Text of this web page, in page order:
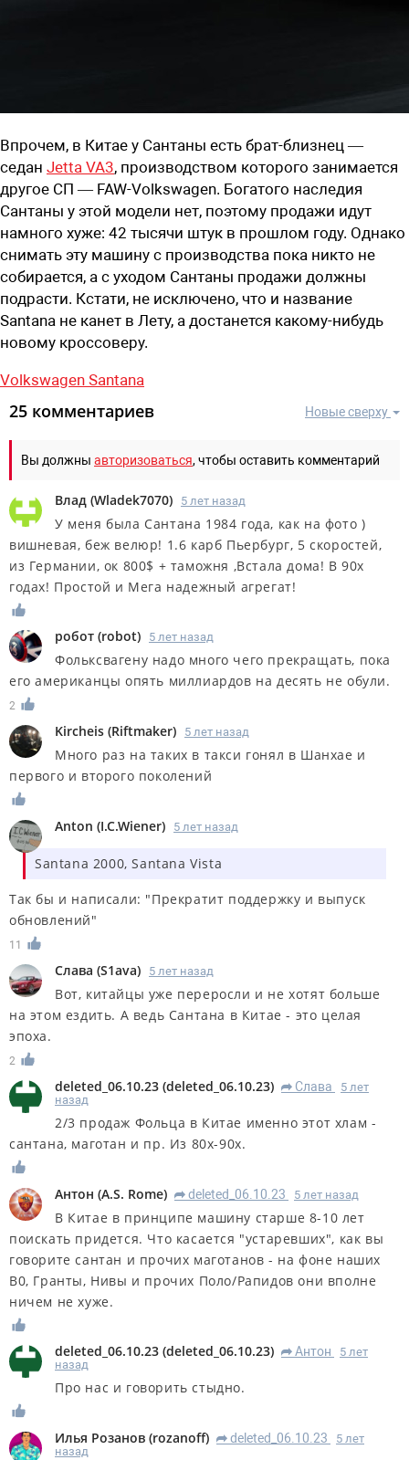
Впрочем, в Китае у Сантаны есть брат-близнец —
седан Jetta VA3, производством которого занимается
другое СП — FAW-Volkswagen. Богатого наследия
Сантаны у этой модели нет, поэтому продажи идут
намного хуже: 42 тысячи штук в прошлом году. Однако
снимать эту машину с производства пока никто не
собирается, а с уходом Сантаны продажи должны
подрасти. Кстати, не исключено, что и название
Santana не канет в Лету, а достанется какому-нибудь
новому кроссоверу.
Volkswagen Santana
Новые сверху
25 комментариев
Вы должны авторизоваться, чтобы оставить комментарий
Влад (Wladek7070) 5 лет назад
У меня была Сантана 1984 года, как на фото )
вишневая, беж велюр! 1.6 карб Пьербург, 5 скоростей,
из Германии, ок 800$ + таможня ,Встала дома! В 90х
годах! Простой и Мега надежный агрегат!
робот (robot) 5 лет назад
Фольксвагену надо много чего прекращать, пока
его американцы опять миллиардов на десять не обули.
2
Kircheis (Riftmaker) 5 лет назад
Много раз на таких в такси гонял в Шанхае и
первого и второго поколений
Anton (I.C.Wiener) 5 лет назад
Santana 2000, Santana Vista
Так бы и написали: "Прекратит поддержку и выпуск
обновлений"
11
Слава (S1ava) 5 лет назад
Вот, китайцы уже переросли и не хотят больше
на этом ездить. А ведь Сантана в Китае - это целая
эпоха.
2
deleted_06.10.23 (deleted_06.10.23) R Слава
5 лет
назад
2/3 продаж Фольца в Китае именно этот хлам -
сантана, маготан и пр. Из 80х-90х.
Антон (A.S. Rome) R deleted_06.10.23 5 лет назад
В Китае в принципе машину старше 8-10 лет
поискать придется. Что касается "устаревших", как вы
говорите сантан и прочих маготанов - на фоне наших
В0, Гранты, Нивы и прочих Поло/Рапидов они вполне
ничем не хуже.
deleted_06.10.23 (deleted_06.10.23) R Антон
5 лет
назад
Про нас и говорить стыдно.
Илья Розанов (rozanoff) R deleted_06.10.23
5 лет
назад